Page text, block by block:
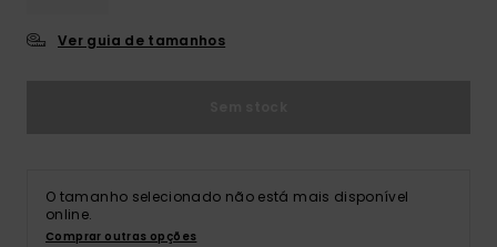
Ver guia de tamanhos
O tamanho selecionado não está mais disponível
online.
Comprar outras opções